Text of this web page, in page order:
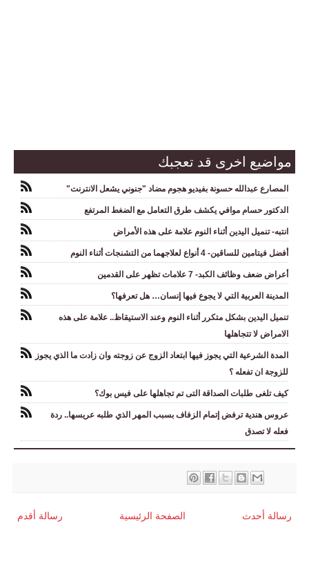
مواضيع اخرى قد تعجبك
المصارع عبدالله حسونة بفيديو هجوم مضاد "جنوني يشعل الانترنت"
الدكتور حسام موافي يكشف طرق التعامل مع الضغط المرتفع
انتبه- تنميل اليدين أثناء النوم علامة على هذه الأمراض
أفضل فيتامين للساقين- 4 أنواع لعلاجهما من التشنجات أثناء النوم
أعراض ضعف وظائف الكبد- 7 علامات تظهر على القدمين
المدينة العربية التي لا يجوع فيها إنسان… هل تعرفها؟
تنميل اليدين بشكل متكرر أثناء النوم وعند الاستيقاظ.. علامة على هذه
الامراض لا تتجاهلها
المدة الشرعية التي يجوز فيها ابتعاد الزوج عن زوجته وان زادت ما الذي يجوز
للزوجة ان تفعله ؟
كيف تلغى طلبات الصداقة التى تم تجاهلها على فيس بوك؟
عروس هندية ترفض إتمام الزفاف بسبب المهر الذي طلبه عريسها.. ردة
فعله لا تصدق
رسالة أحدث رسالة أقدم الصفحة الرئيسية